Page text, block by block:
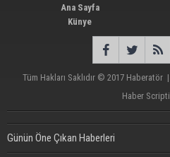
Ana Sayfa
Künye
Tüm Hakları Saklıdır © 2017 Haberatör|
Haber Scripti
Günün Öne Çıkan Haberleri